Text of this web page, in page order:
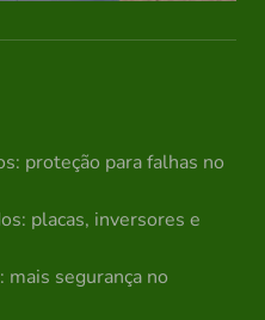
proteção para falhas no
placas, inversores e
mais segurança no